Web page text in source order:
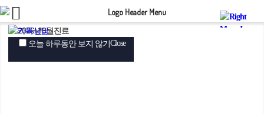
오늘 하루동안 보지 않기 Close
오늘 하루동안 보지 않기 Close
오늘 하루동안 보지 않기 Close